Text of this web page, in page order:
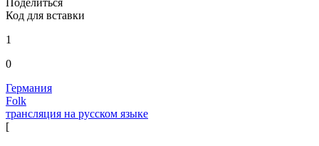
Код для вставки
1
0
Германия
Folk
трансляция на русском языке
[